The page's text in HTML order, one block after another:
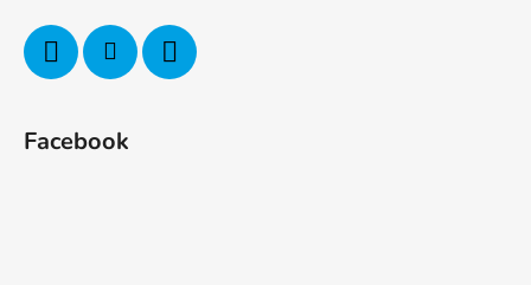
Facebook